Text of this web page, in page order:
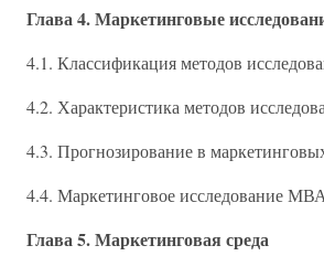
Глава 4. Маркетинговые
4.1. Классификация методов
4.2. Характеристика методов
4.3. Прогнозирование в
4.4. Маркетинговое исследование МВА
Глава 5. Маркетинговая среда